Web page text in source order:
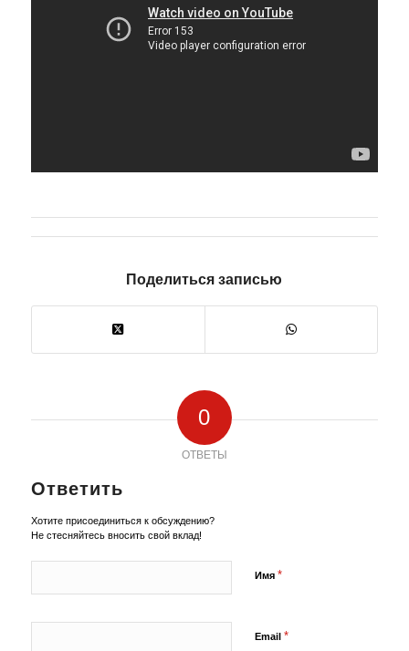
Поделиться записью
0
ОТВЕТЫ
Ответить
Хотите присоединиться к обсуждению?
Не стесняйтесь вносить свой вклад!
Имя *
Email *